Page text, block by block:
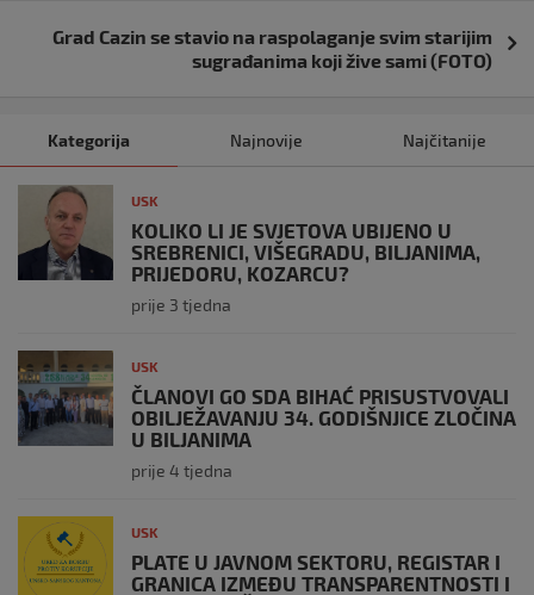
Grad Cazin se stavio na raspolaganje svim starijim
sugrađanima koji žive sami (FOTO)
Kategorija Najnovije Najčitanije
USK
KOLIKO LI JE SVJETOVA UBIJENO U
SREBRENICI, VIŠEGRADU, BILJANIMA,
PRIJEDORU, KOZARCU?
prije 3 tjedna
USK
ČLANOVI GO SDA BIHAĆ PRISUSTVOVALI
OBILJEŽAVANJU 34. GODIŠNJICE ZLOČINA
U BILJANIMA
prije 4 tjedna
USK
PLATE U JAVNOM SEKTORU, REGISTAR I
GRANICA IZMEĐU TRANSPARENTNOSTI I